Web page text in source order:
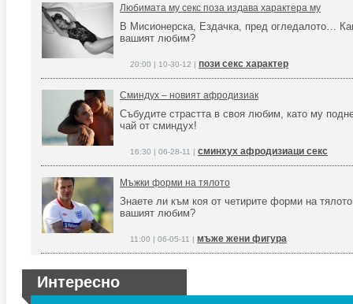
Любимата му секс поза издава характера му
В Мисионерска, Ездачка, пред огледалото…
вашият любим?
20:00 | 10-30-12 | пози секс характер
Сминдух – новият афродизиак
Събудите страстта в своя любим, като му
чай от сминдух!
16:30 | 06-28-11 | сминхух афродизиаци секс
Мъжки форми на тялото
Знаете ли към коя от четирите форми на
вашият любим?
11:00 | 06-05-11 | мъже жени фигура
Интересно